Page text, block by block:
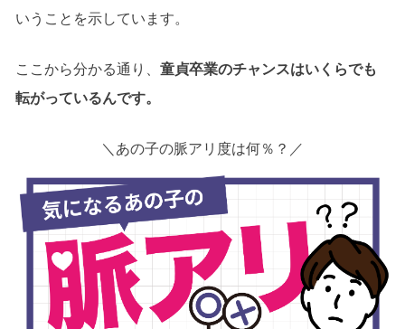
いうことを示しています。
ここから分かる通り、 童貞卒業のチャンスはいくらでも
転がっているんです。
＼あの子の脈アリ度は何％？／